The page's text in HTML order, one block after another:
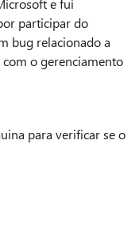
e fui
participar do
bug relacionado a
o gerenciamento
para verificar se o